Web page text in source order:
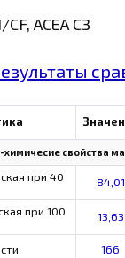
ACEA C3
свойства
при 40
84,01
при 100
13,63
166